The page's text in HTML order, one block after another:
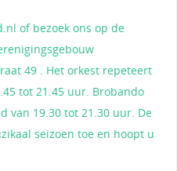
of bezoek ons op de
49 . Het orkest repeteert
tot 21.45 uur. Brobando
van 19.30 tot 21.30 uur. De
seizoen toe en hoopt u